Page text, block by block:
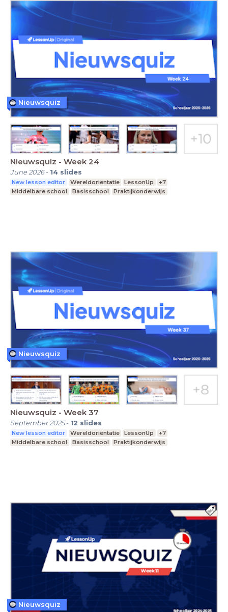
Nieuwsquiz - Week 24
June 2026- 14 slides
New lesson editor Wereldoriëntatie LessonUp
+7
Middelbare school
Basisschool Praktijkonderwijs
Nieuwsquiz
Nieuwsquiz - Week 37
September 2025- 12 slides
New lesson editor Wereldoriëntatie LessonUp
+7
Middelbare school
Basisschool Praktijkonderwijs
Nieuwsquiz
Nieuwsquiz